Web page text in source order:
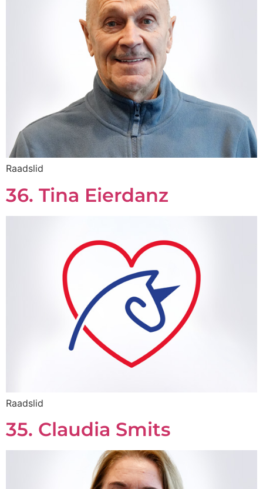
Raadslid
36. Tina Eierdanz
Raadslid
35. Claudia Smits